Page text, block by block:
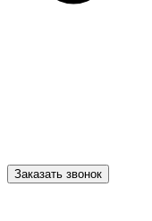
Заказать звонок